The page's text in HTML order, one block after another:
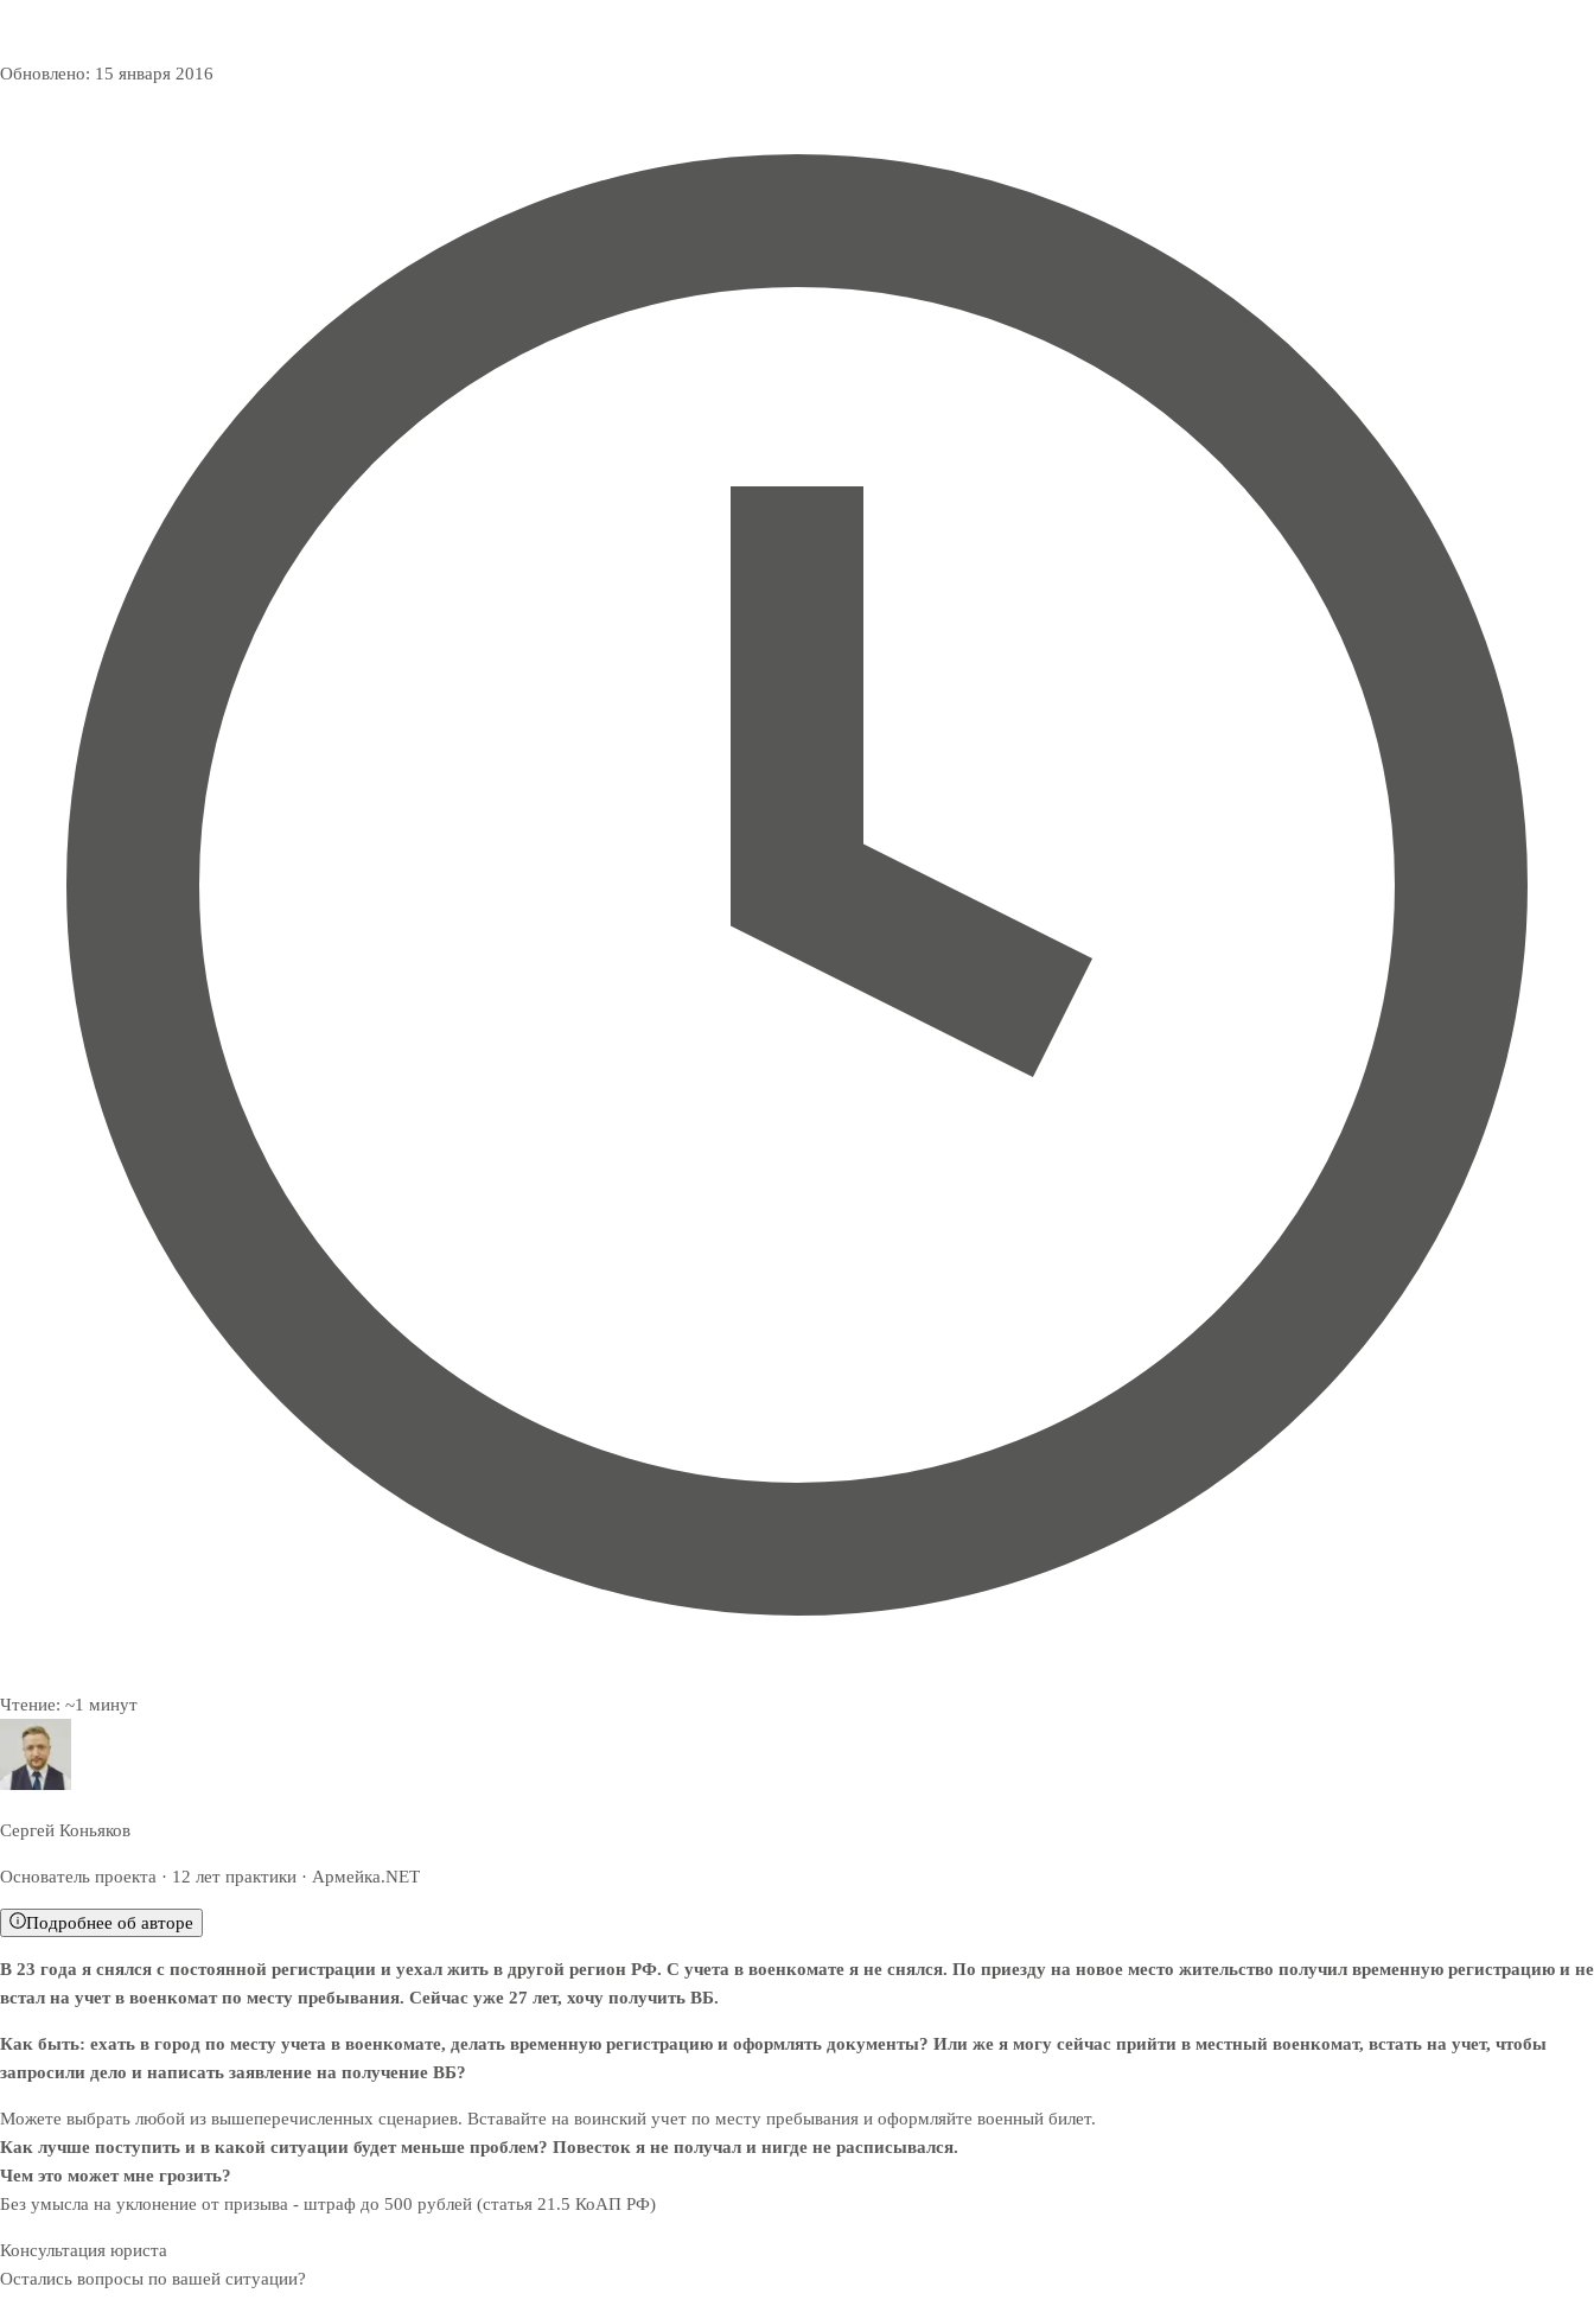
Обновлено: 15 января 2016
Чтение: ~1 минут
Сергей Коньяков
Основатель проекта · 12 лет практики · Армейка.NET
Подробнее об авторе
В 23 года я снялся с постоянной регистрации и уехал жить в другой регион РФ. С учета в военкомате я не снялся. По приезду на новое место жительство получил временную регистрацию и не
встал на учет в военкомат по месту пребывания. Сейчас уже 27 лет, хочу получить ВБ.
Как быть: ехать в город по месту учета в военкомате, делать временную регистрацию и оформлять документы? Или же я могу сейчас прийти в местный военкомат, встать на учет, чтобы
запросили дело и написать заявление на получение ВБ?
Можете выбрать любой из вышеперечисленных сценариев. Вставайте на воинский учет по месту пребывания и оформляйте военный билет.
Как лучше поступить и в какой ситуации будет меньше проблем? Повесток я не получал и нигде не расписывался.
Чем это может мне грозить?
Без умысла на уклонение от призыва - штраф до 500 рублей (статья 21.5 КоАП РФ)
Консультация юриста
Остались вопросы по вашей ситуации?